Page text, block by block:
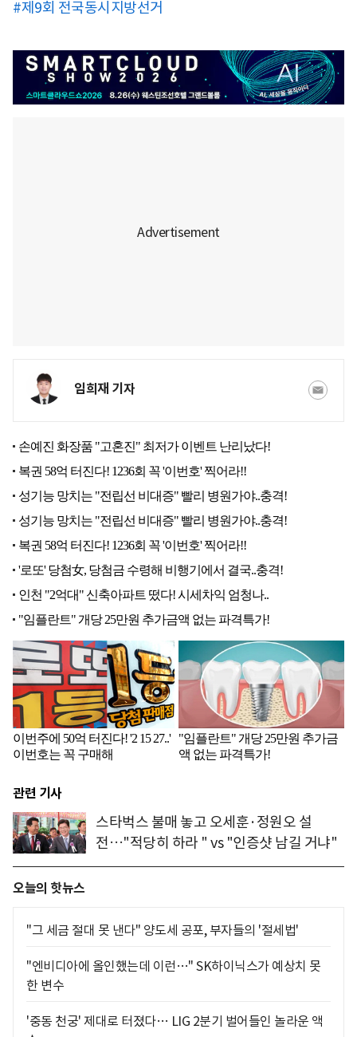
#제9회 전국동시지방선거
임희재 기자
관련 기사
스타벅스 불매 놓고 오세훈·정원오 설
전…"적당히 하라 " vs "인증샷 남길 거냐"
오늘의 핫뉴스
"그 세금 절대 못 낸다" 양도세 공포, 부자들의 '절세법'
"엔비디아에 올인했는데 이런…" SK하이닉스가 예상치 못
한 변수
'중동 천궁' 제대로 터졌다… LIG 2분기 벌어들인 놀라운 액